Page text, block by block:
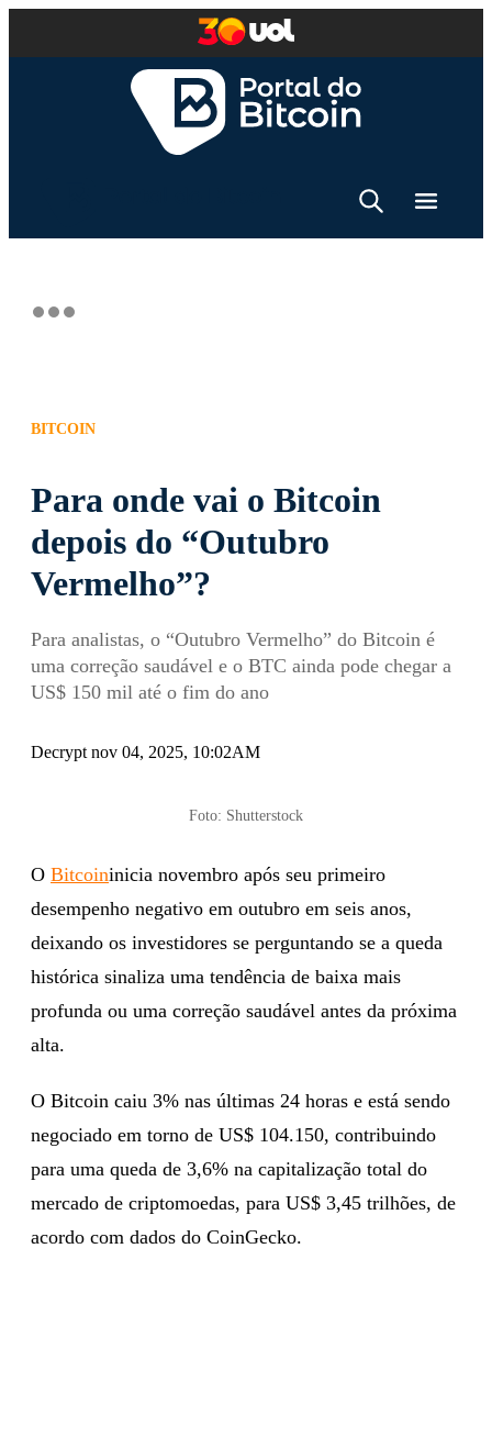
BITCOIN
Para onde vai o Bitcoin
depois do “Outubro
Vermelho”?
Para analistas, o “Outubro Vermelho” do Bitcoin é
uma correção saudável e o BTC ainda pode chegar a
US$ 150 mil até o fim do ano
Decrypt nov 04, 2025, 10:02AM
Foto: Shutterstock
O Bitcoininicia novembro após seu primeiro
desempenho negativo em outubro em seis anos,
deixando os investidores se perguntando se a queda
histórica sinaliza uma tendência de baixa mais
profunda ou uma correção saudável antes da próxima
alta.
O Bitcoin caiu 3% nas últimas 24 horas e está sendo
negociado em torno de US$ 104.150, contribuindo
para uma queda de 3,6% na capitalização total do
mercado de criptomoedas, para US$ 3,45 trilhões, de
acordo com dados do CoinGecko.